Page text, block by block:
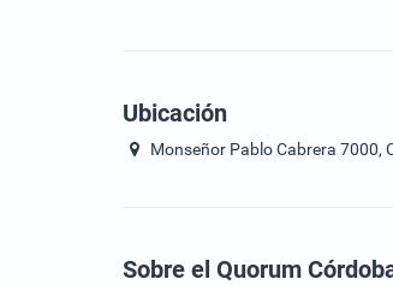
Ubicación
Monseñor Pablo Cabrera 7000,
Sobre el Quorum